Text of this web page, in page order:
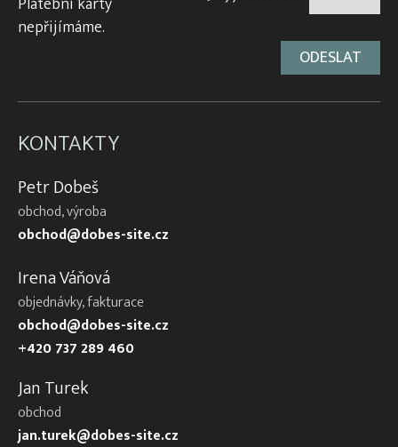
nepřijímáme.
KONTAKTY
Petr Dobeš
obchod, výroba
obchod@dobes-site.cz
Irena Váňová
objednávky, fakturace
obchod@dobes-site.cz
+420 737 289 460
Jan Turek
obchod
jan.turek@dobes-site.cz